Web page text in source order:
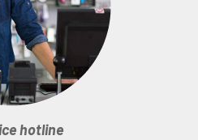
Dämpfer wird auch von
hotline